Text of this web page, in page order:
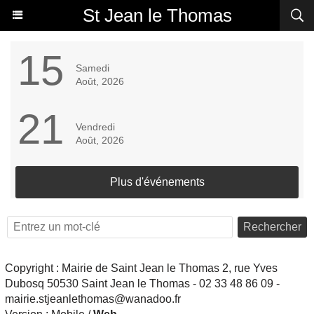
St Jean le Thomas
15
Samedi
Août, 2026
21
Vendredi
Août, 2026
Plus d'événements
Rechercher
Copyright : Mairie de Saint Jean le Thomas 2, rue Yves
Dubosq 50530 Saint Jean le Thomas - 02 33 48 86 09 -
mairie.stjeanlethomas@wanadoo.fr